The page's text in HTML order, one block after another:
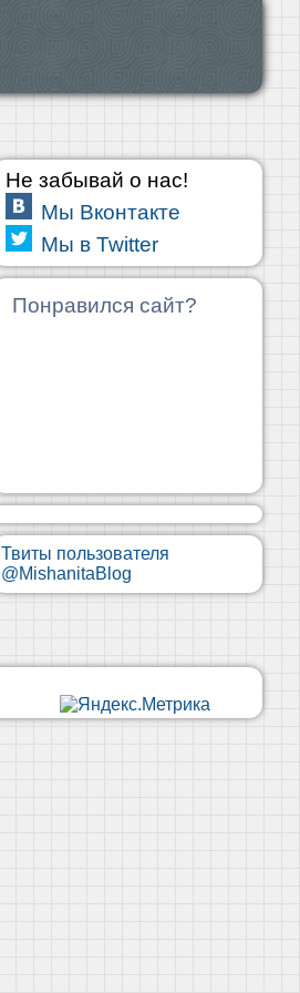
Не забывай о нас!
Мы Вконтакте
Мы в Twitter
Понравился сайт?
Твиты пользователя
@MishanitaBlog